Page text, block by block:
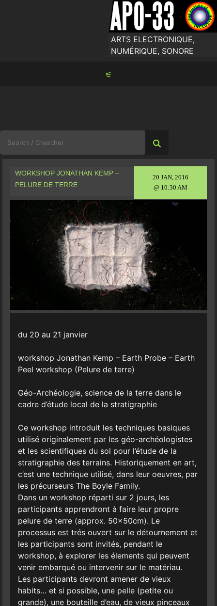
ARTS ELECTRONIQUE,
NUMÉRIQUE, SONORE
⚟
for:
20 JAN, 2016
@ 10:30 AM
WORKSHOP JONATHAN KEMP –
PELURE DE TERRE
du 20 au 21 janvier
workshop Jonathan Kemp – Earth Probe – Earth
Peel workshop (Pelure de terre)
Géo-Archéologie, science de la terre dans le
cadre d’étude local de la stratigraphie
Ce workshop introduit les techniques basiques
utilisé originalement par les géo-archéologistes
et les scientifiques du sol pour l’étude de la
stratigraphie des terrains. Historiquement en art,
c’est une technique utilisé, dans leur oeuvres, par
les précurseurs The Boyle Family.
Dans un workshop réparti sur 2 jours, les
participants apprendront à faire leur propre
pelure de terre (approx. 50x50cm). Le
processus est trés ouvert sur le détournement et
les participants sont invités, pendant le
workshop, à explorer les élements qui peuvent
venir embarqué ou intervenir sur le matériau.
Les participants devront amener de vieux
habits… et si possible, une pelle (petite ou
grande), une bouteille d’eau, de vieux pinceaux